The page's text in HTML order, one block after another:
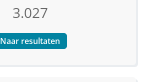
3.027
Naar resultaten